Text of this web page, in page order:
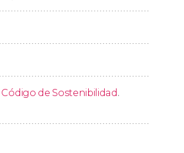
Código de Sostenibilidad .